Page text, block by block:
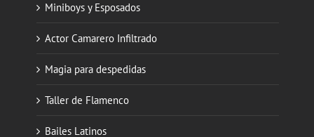
Miniboys y Esposados
Actor Camarero Infiltrado
Magia para despedidas
Taller de Flamenco
Bailes Latinos